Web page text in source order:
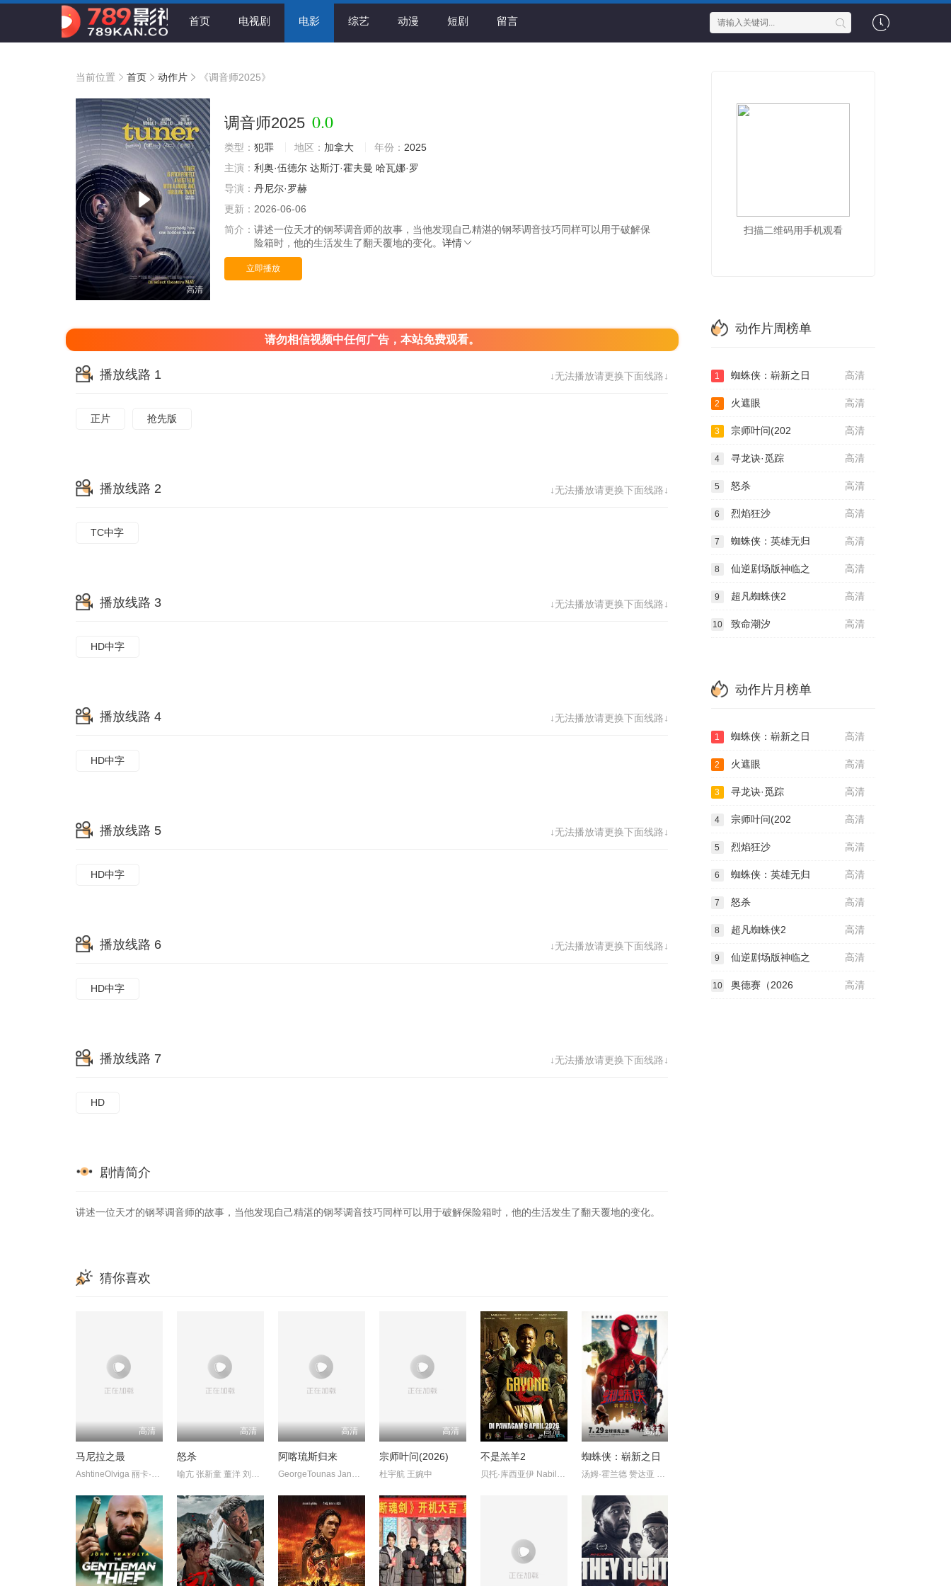
首页 电视剧 电影 综艺 动漫 短剧 留言
当前位置 首页 动作片 《调音师2025》
高清
调音师2025 0.0
类型： 犯罪 地区： 加拿大 年份： 2025
主演： 利奥·伍德尔 达斯汀·霍夫曼 哈瓦娜·罗
导演： 丹尼尔·罗赫
更新： 2026-06-06
简介： 讲述一位天才的钢琴调音师的故事，当他发现自己精湛的钢琴调音技巧同样可以用于破解保
险箱时，他的生活发生了翻天覆地的变化。 详情
立即播放
请勿相信视频中任何广告，本站免费观看。
↓无法播放请更换下面线路↓
播放线路 1
正片 抢先版
↓无法播放请更换下面线路↓
播放线路 2
TC中字
↓无法播放请更换下面线路↓
播放线路 3
HD中字
↓无法播放请更换下面线路↓
播放线路 4
HD中字
↓无法播放请更换下面线路↓
播放线路 5
HD中字
↓无法播放请更换下面线路↓
播放线路 6
HD中字
↓无法播放请更换下面线路↓
播放线路 7
HD
剧情简介
讲述一位天才的钢琴调音师的故事，当他发现自己精湛的钢琴调音技巧同样可以用于破解保险箱时，他的生活发生了翻天覆地的变化。
猜你喜欢
高清
马尼拉之最
AshtineOlviga 丽卡·佩拉莱约
高清
怒杀
喻亢 张新童 董洋 刘珂君
高清
阿喀琉斯归来
GeorgeTounas JannisSky
高清
宗师叶问(2026)
杜宇航 王婉中
高清
不是羔羊2
贝托·库西亚伊 NabilaHuda
高清
蜘蛛侠：崭新之日
汤姆·霍兰德 赞达亚 萨迪·辛克
扫描二维码用手机观看
动作片周榜单
高清
1 蜘蛛侠：崭新之日
高清
2 火遮眼
高清
3 宗师叶问(202
高清
4 寻龙诀·觅踪
高清
5 怒杀
高清
6 烈焰狂沙
高清
7 蜘蛛侠：英雄无归
高清
8 仙逆剧场版神临之
高清
9 超凡蜘蛛侠2
高清
10 致命潮汐
动作片月榜单
高清
1 蜘蛛侠：崭新之日
高清
2 火遮眼
高清
3 寻龙诀·觅踪
高清
4 宗师叶问(202
高清
5 烈焰狂沙
高清
6 蜘蛛侠：英雄无归
高清
7 怒杀
高清
8 超凡蜘蛛侠2
高清
9 仙逆剧场版神临之
高清
10 奥德赛（2026